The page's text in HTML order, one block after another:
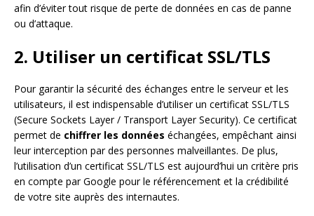
afin d’éviter tout risque de perte de données en cas de panne
ou d’attaque.
2. Utiliser un certificat SSL/TLS
Pour garantir la sécurité des échanges entre le serveur et les
utilisateurs, il est indispensable d’utiliser un certificat SSL/TLS
(Secure Sockets Layer / Transport Layer Security). Ce certificat
permet de chiffrer les données échangées, empêchant ainsi
leur interception par des personnes malveillantes. De plus,
l’utilisation d’un certificat SSL/TLS est aujourd’hui un critère pris
en compte par Google pour le référencement et la crédibilité
de votre site auprès des internautes.